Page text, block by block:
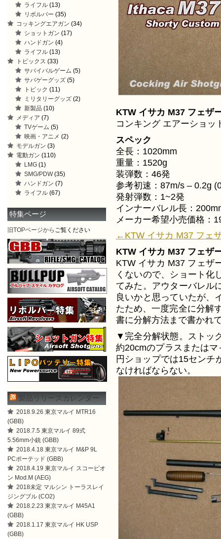
KTW イサカ M37 フェザ
コンキング エアーショッ
スペック
全長：1020mm
重量：1520g
装弾数：46発
参考初速：87m/s – 0.2g
発射弾数：1~2発
インナーバレル長：
メーカー希望小売価格：
←KTW イサカ M37 フェ
KTW イサカ M37 フェザ
KTW イサカ M37 フェザ
くないので、ショート化
てみた。アウターバレル
良いかと思っていたが、
たため、一度完全に分解
書に分解方法まで書かれ
▼完全分解状態。ストッ
約20cmのプラスまたは
円ショップでは15センチ
なければならない。
ライフル (13)
リボルバー (35)
コッキングエアガン (34)
ショットガン (17)
ハンドガン (4)
ライフル (13)
トピックス (33)
サバイバルゲーム (5)
サバゲーグッズ (5)
トピック (11)
ミリタリーグッズ (2)
新製品 (10)
メディア (7)
TVゲーム (5)
映画・アニメ (2)
モデルガン (3)
電動ガン (110)
LMG (1)
SMG/PDW(35)
ハンドガン (7)
ライフル (67)
特集ページ
旧TOPページから ご覧ください
製品リリースカレンダー
2018.9.26 東京マルイ MTR16
(GBB)
2018.7.5 東京マルイ 89式
5.56mm小銃 (GBB)
2018.4.18 東京マルイ M&P 9L
PCポーテッド (GBB)
2018.4.19 東京マルイ スコーピオ
ン Mod.M (AEG)
2018未定 マルシン トーラスレイ
ジングブル (CO2)
2018.2.23 東京マルイ M45A1
(GBB)
2018.1.17 東京マルイ HK USP
(GBB)